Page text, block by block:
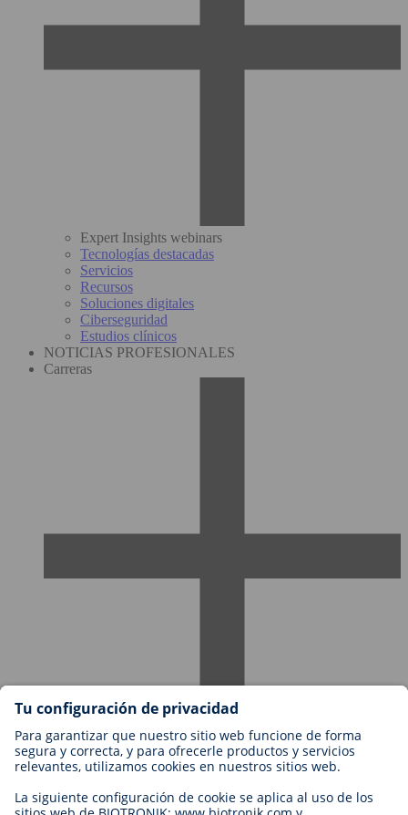
Expert Insights webinars
Tecnologías destacadas
Servicios
Recursos
Soluciones digitales
Ciberseguridad
Estudios clínicos
NOTICIAS PROFESIONALES
Carreras
Empleos en BIOTRONIK
Niveles profesionales
Aplicación
Oportunidad profesional